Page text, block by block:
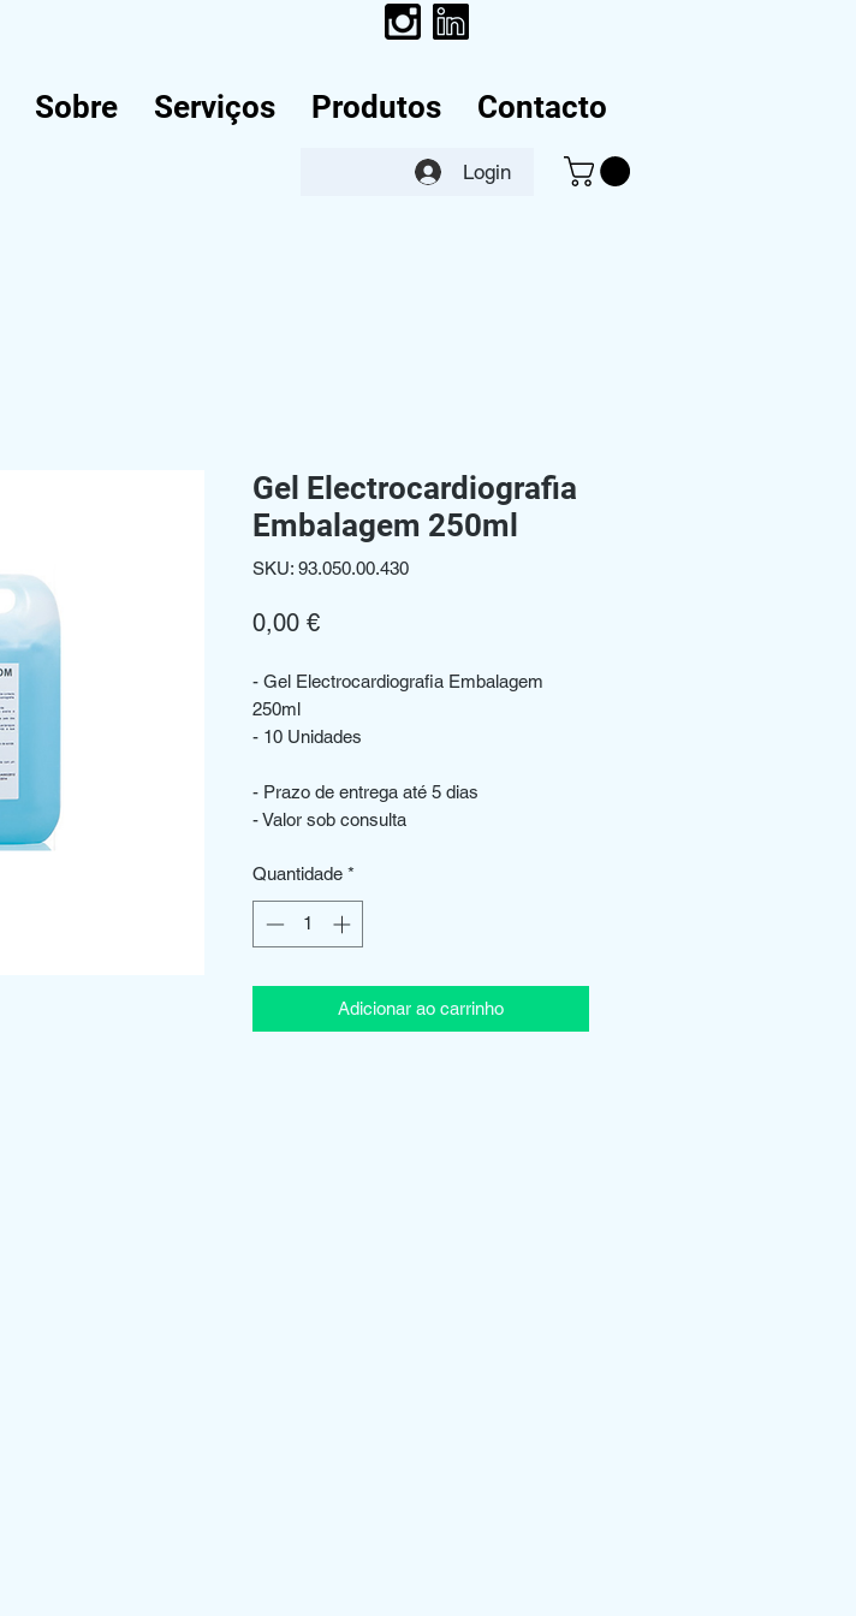
Sobre Serviços Produtos Contacto
Login
Gel Electrocardiografia
Embalagem 250ml
SKU: 93.050.00.430
0,00 €Preço
- Gel Electrocardiografia Embalagem
250ml
- 10 Unidades
- Prazo de entrega até 5 dias
- Valor sob consulta
Quantidade *
Adicionar ao carrinho